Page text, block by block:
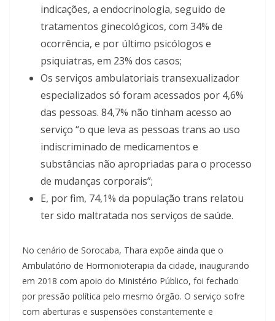
indicações, a endocrinologia, seguido de
tratamentos ginecológicos, com 34% de
ocorrência, e por último psicólogos e
psiquiatras, em 23% dos casos;
Os serviços ambulatoriais transexualizador
especializados só foram acessados por 4,6%
das pessoas. 84,7% não tinham acesso ao
serviço “o que leva as pessoas trans ao uso
indiscriminado de medicamentos e
substâncias não apropriadas para o processo
de mudanças corporais”;
E, por fim, 74,1% da população trans relatou
ter sido maltratada nos serviços de saúde.
No cenário de Sorocaba, Thara expõe ainda que o
Ambulatório de Hormonioterapia da cidade, inaugurando
em 2018 com apoio do Ministério Público, foi fechado
por pressão política pelo mesmo órgão. O serviço sofre
com aberturas e suspensões constantemente e